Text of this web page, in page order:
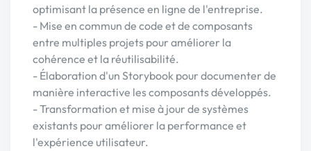
optimisant la présence en ligne de l'entreprise.
- Mise en commun de code et de composants
entre multiples projets pour améliorer la
cohérence et la réutilisabilité.
- Élaboration d'un Storybook pour documenter de
manière interactive les composants développés.
- Transformation et mise à jour de systèmes
existants pour améliorer la performance et
l'expérience utilisateur.